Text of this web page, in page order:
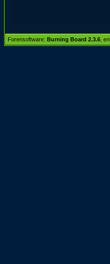
Forensoftware: Burning Board 2.3.6 ,